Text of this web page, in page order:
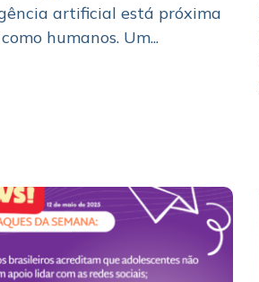
artificial está próxima
humanos. Um...